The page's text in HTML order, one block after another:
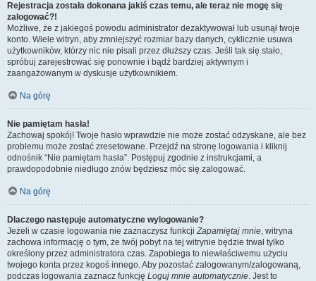
Rejestracja została dokonana jakiś czas temu, ale teraz nie mogę się
zalogować?!
Możliwe, że z jakiegoś powodu administrator dezaktywował lub usunął twoje
konto. Wiele witryn, aby zmniejszyć rozmiar bazy danych, cyklicznie usuwa
użytkowników, którzy nic nie pisali przez dłuższy czas. Jeśli tak się stało,
spróbuj zarejestrować się ponownie i bądź bardziej aktywnym i
zaangażowanym w dyskusje użytkownikiem.
Na górę
Nie pamiętam hasła!
Zachowaj spokój! Twoje hasło wprawdzie nie może zostać odzyskane, ale bez
problemu może zostać zresetowane. Przejdź na stronę logowania i kliknij
odnośnik “Nie pamiętam hasła”. Postępuj zgodnie z instrukcjami, a
prawdopodobnie niedługo znów będziesz móc się zalogować.
Na górę
Dlaczego następuje automatyczne wylogowanie?
Jeżeli w czasie logowania nie zaznaczysz funkcjiZapamiętaj mnie, witryna
zachowa informację o tym, że twój pobyt na tej witrynie będzie trwał tylko
określony przez administratora czas. Zapobiega to niewłaściwemu użyciu
twojego konta przez kogoś innego. Aby pozostać zalogowanym/zalogowaną,
podczas logowania zaznacz funkcję Loguj mnie automatycznie. Jest to